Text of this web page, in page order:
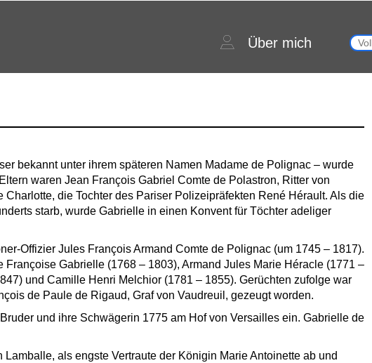
Über mich
bekannt unter ihrem späteren Namen Madame de Polignac – wurde
waren Jean François Gabriel Comte de Polastron, Ritter von
die Tochter des Pariser Polizeipräfekten René Hérault. Als die
starb, wurde Gabrielle in einen Konvent für Töchter adeliger
Offizier Jules François Armand Comte de Polignac (um 1745 – 1817).
Gabrielle (1768 – 1803), Armand Jules Marie Héracle (1771 –
und Camille Henri Melchior (1781 – 1855). Gerüchten zufolge war
de Paule de Rigaud, Graf von Vaudreuil, gezeugt worden.
und ihre Schwägerin 1775 am Hof von Versailles ein. Gabrielle de
als engste Vertraute der Königin Marie Antoinette ab und